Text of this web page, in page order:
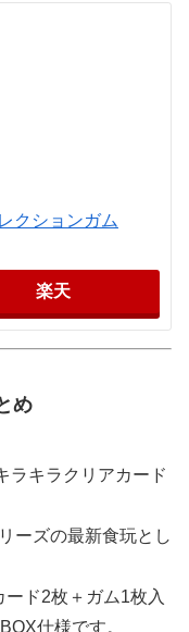
クションガム
楽天
め
ラキラクリアカード
ーズの最新食玩とし
ド2枚＋ガム1枚入
仕様です。